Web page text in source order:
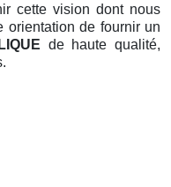
cette vision dont nous
orientation de fournir un
de haute qualité,